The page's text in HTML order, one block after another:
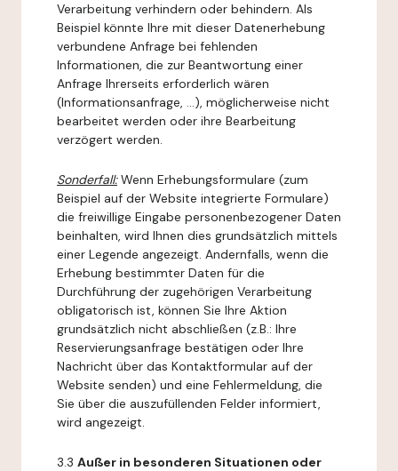
Verarbeitung verhindern oder behindern. Als
Beispiel könnte Ihre mit dieser Datenerhebung
verbundene Anfrage bei fehlenden
Informationen, die zur Beantwortung einer
Anfrage Ihrerseits erforderlich wären
(Informationsanfrage, ...), möglicherweise nicht
bearbeitet werden oder ihre Bearbeitung
verzögert werden.
Sonderfall:Wenn Erhebungsformulare (zum
Beispiel auf der Website integrierte Formulare)
die freiwillige Eingabe personenbezogener Daten
beinhalten, wird Ihnen dies grundsätzlich mittels
einer Legende angezeigt. Andernfalls, wenn die
Erhebung bestimmter Daten für die
Durchführung der zugehörigen Verarbeitung
obligatorisch ist, können Sie Ihre Aktion
grundsätzlich nicht abschließen (z.B.: Ihre
Reservierungsanfrage bestätigen oder Ihre
Nachricht über das Kontaktformular auf der
Website senden) und eine Fehlermeldung, die
Sie über die auszufüllenden Felder informiert,
wird angezeigt.
3.3 Außer in besonderen Situationen oder